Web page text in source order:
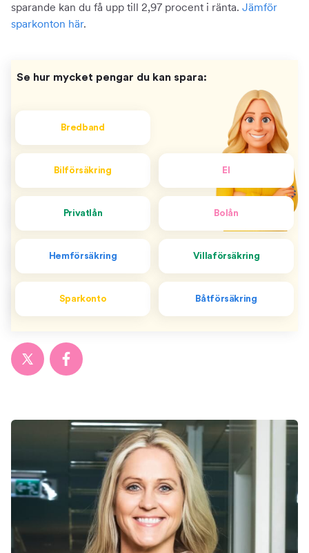
sparande kan du få upp till 2,97 procent i ränta. Jämför
sparkonton här.
Se hur mycket pengar du kan spara:
Bredband
Bilförsäkring El
Privatlån Bolån
Hemförsäkring Villaförsäkring
Sparkonto Båtförsäkring